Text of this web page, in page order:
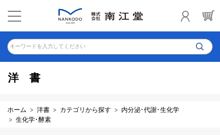
キーワードを入力してください
洋書
ホーム 洋書 カテゴリから探す
内分泌･代謝･生化学
生化学･酵素